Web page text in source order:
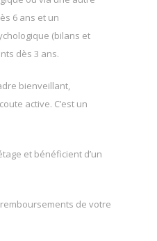
6 ans et un
(bilans et
dès 3 ans.
bienveillant,
active. C’est un
et bénéficient d’un
de votre